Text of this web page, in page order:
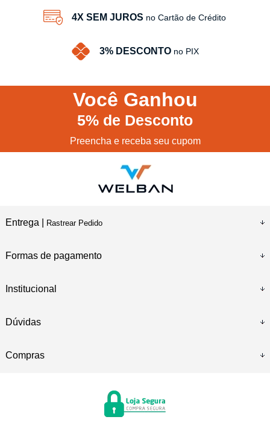
4X SEM JUROS no Cartão de Crédito
3% DESCONTO no PIX
Você Ganhou
5% de Desconto
Preencha e receba seu cupom
Entrega | Rastrear Pedido
Formas de pagamento
Institucional
Dúvidas
Compras